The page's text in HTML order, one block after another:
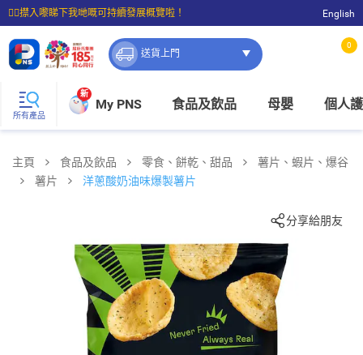
☝🏼㩒入嚟睇下我哋嘅可持續發展概覽啦！
⭐購物滿$399即享免費送貨；滿$100即可免費店取。
English
送貨上門
0
所有產品
新
My PNS 食品及飲品 母嬰 個人
主頁 食品及飲品 零食、餅乾、甜品
薯片、蝦片、爆谷
薯片
洋蔥酸奶油味爆製薯片
分享給朋友